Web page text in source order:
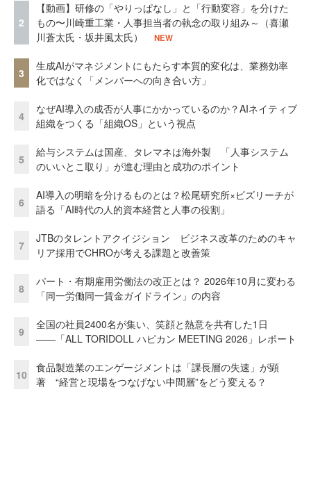
2
【動画】研修の「やりっぱなし」と「行動変容」を分けた
もの〜川崎重工業・人事担当者の執念の取り組み～（喜瀬
川蒼太氏・坂井風太氏）
NEW
3
生成AIがマネジメントにもたらす本質的変化は、業務効率
化ではなく「メンバーへの向き合い方」
4
なぜAI導入の成否が人事にかかっているのか？AIネイティブ
組織をつくる「組織OS」という視点
5
給与システムは国産、タレマネは海外製 「人事システム
のいいとこ取り」が進む理由と成功のポイント
6
AI導入の明暗を分けるものとは？松尾研究所×ビズリーチが
語る「AI時代の人的資本経営と人事の役割」
7
JTBのタレントアクイジション ビジネス改革のためのキャ
リア採用でCHROが考える課題と改善策
8
パート・有期雇用労働法の改正とは？ 2026年10月に変わる
「同一労働同一賃金ガイドライン」の内容
9
全国の社員2400名が集い、笑顔と熱意を共有した1日
――「ALL TORIDOLL ハピカン MEETING 2026」レポート
10
食品製造業のエンゲージメントは「課長層の失速」が顕
著 “経営と現場をつなげない中間層”をどう変える？